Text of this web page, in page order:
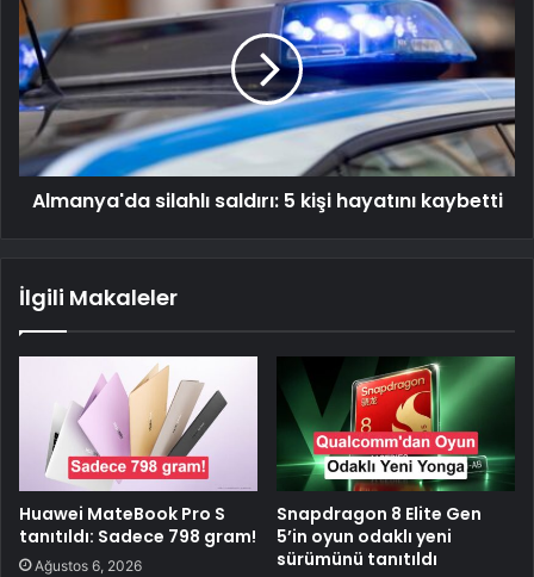
Almanya'da silahlı saldırı: 5 kişi hayatını kaybetti
İlgili Makaleler
Huawei MateBook Pro S
tanıtıldı: Sadece 798 gram!
Ağustos 6, 2026
Snapdragon 8 Elite Gen
5’in oyun odaklı yeni
sürümünü tanıtıldı